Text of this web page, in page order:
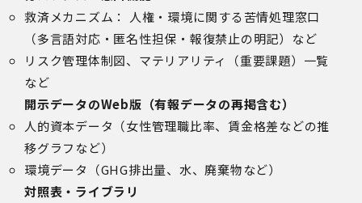
救済メカニズム： 人権・環境に関する苦情処理窓口
（多言語対応・匿名性担保・報復禁止の明記）など
リスク管理体制図、マテリアリティ（重要課題）一覧
など
開示データのWeb版（有報データの再掲含む）
人的資本データ（女性管理職比率、賃金格差などの推
移グラフなど）
環境データ（GHG排出量、水、廃棄物など）
対照表・ライブラリ